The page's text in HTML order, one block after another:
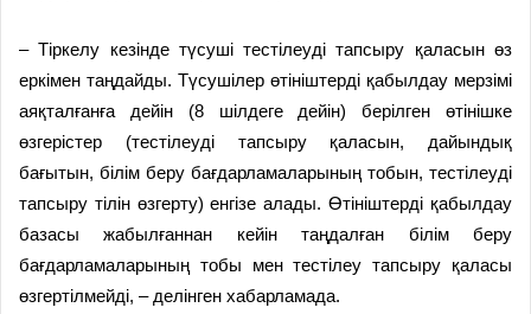
– Тіркелу кезінде түсуші тестілеуді тапсыру қаласын өз
еркімен таңдайды. Түсушілер өтініштерді қабылдау мерзімі
аяқталғанға дейін (8 шілдеге дейін) берілген өтінішке
өзгерістер (тестілеуді тапсыру қаласын, дайындық
бағытын, білім беру бағдарламаларының тобын, тестілеуді
тапсыру тілін өзгерту) енгізе алады. Өтініштерді қабылдау
базасы жабылғаннан кейін таңдалған білім беру
бағдарламаларының тобы мен тестілеу тапсыру қаласы
өзгертілмейді, – делінген хабарламада.